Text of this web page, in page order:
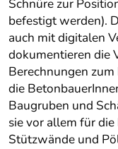
Schnüre zur
befestigt werden).
auch mit digitalen
dokumentieren die
Berechnungen
die
Baugruben und
sie vor allem für
Stützwände und